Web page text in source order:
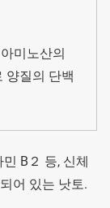
미노산의
양질의 단백
B２ 등, 신체
어 있는 낫토.